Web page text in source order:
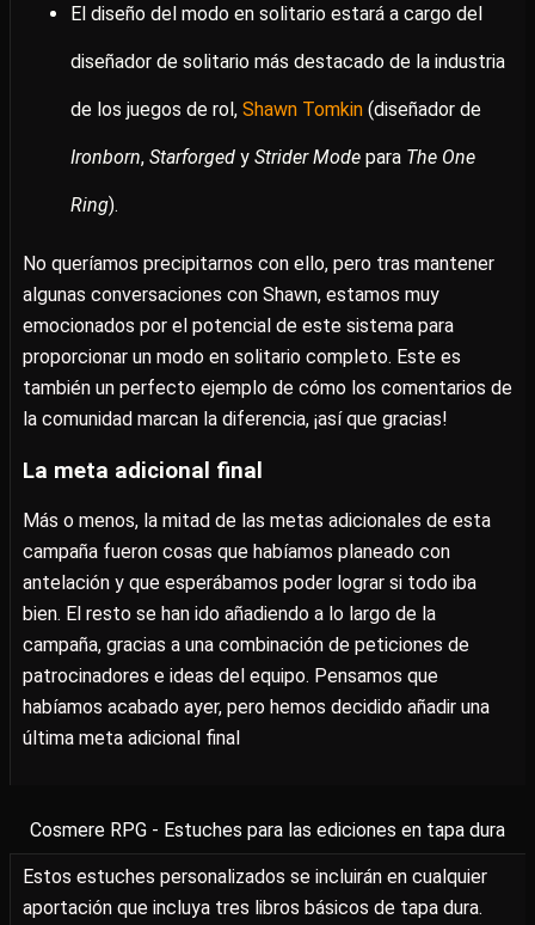
El diseño del modo en solitario estará a cargo del
diseñador de solitario más destacado de la industria
de los juegos de rol, Shawn Tomkin (diseñador de
Ironborn, Starforged y Strider Mode para The One
Ring).
No queríamos precipitarnos con ello, pero tras mantener
algunas conversaciones con Shawn, estamos muy
emocionados por el potencial de este sistema para
proporcionar un modo en solitario completo. Este es
también un perfecto ejemplo de cómo los comentarios de
la comunidad marcan la diferencia, ¡así que gracias!
La meta adicional final
Más o menos, la mitad de las metas adicionales de esta
campaña fueron cosas que habíamos planeado con
antelación y que esperábamos poder lograr si todo iba
bien. El resto se han ido añadiendo a lo largo de la
campaña, gracias a una combinación de peticiones de
patrocinadores e ideas del equipo. Pensamos que
habíamos acabado ayer, pero hemos decidido añadir una
última meta adicional final
Cosmere RPG - Estuches para las ediciones en tapa dura
Estos estuches personalizados se incluirán en cualquier
aportación que incluya tres libros básicos de tapa dura.